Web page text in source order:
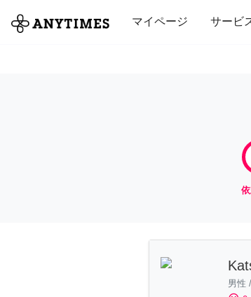
マイページ サービ
全て 修理・組立 家事
男性 /